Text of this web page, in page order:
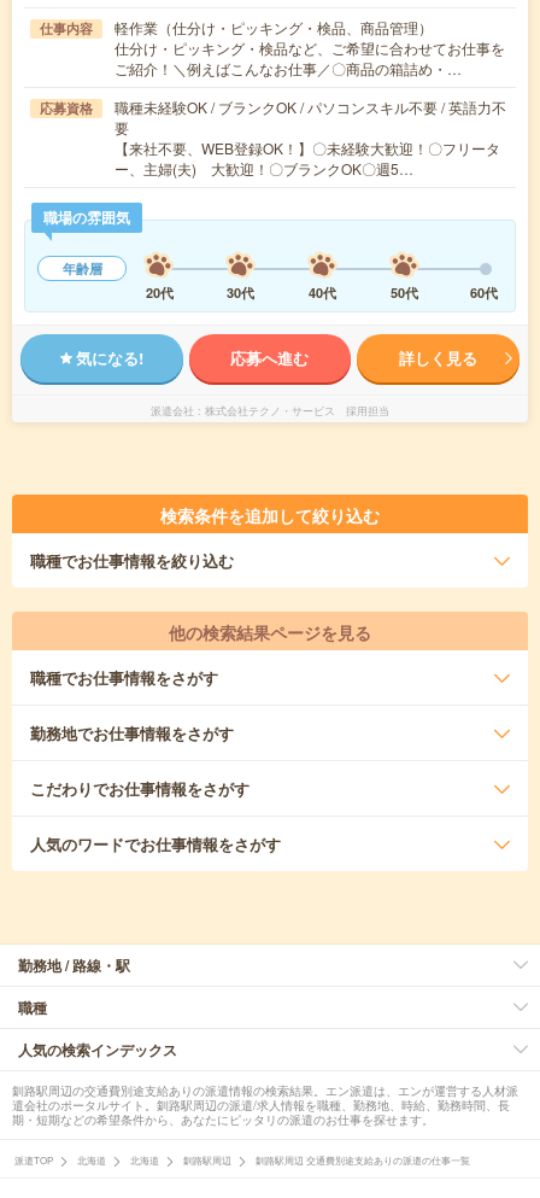
仕事内容
軽作業（仕分け・ピッキング・検品、商品管理）
仕分け・ピッキング・検品など、ご希望に合わせてお仕事を
ご紹介！＼例えばこんなお仕事／〇商品の箱詰め・…
応募資格
職種未経験OK / ブランクOK / パソコンスキル不要 / 英語力不
要
【来社不要、WEB登録OK！】〇未経験大歓迎！〇フリータ
ー、主婦(夫) 大歓迎！〇ブランクOK〇週5…
職場の雰囲気
年齢層
20代
30代 40代 50代 60代
気になる! 応募へ進む 詳しく見る
派遣会社 株式会社テクノ・サービス 採用担当
検索条件を追加して絞り込む
職種でお仕事情報を絞り込む
他の検索結果ページを見る
職種でお仕事情報をさがす
勤務地でお仕事情報をさがす
こだわりでお仕事情報をさがす
人気のワードでお仕事情報をさがす
勤務地 / 路線・駅
職種
人気の検索インデックス
釧路駅周辺の交通費別途支給ありの派遣情報の検索結果。エン派遣は、エンが運営する人材派
遣会社のポータルサイト。釧路駅周辺の派遣/求人情報を職種、勤務地、時給、勤務時間、長
期・短期などの希望条件から、あなたにピッタリの派遣のお仕事を探せます。
派遣TOP 北海道 北海道 釧路駅周辺 釧路駅周辺 交通費別途支給ありの派遣の仕事一覧